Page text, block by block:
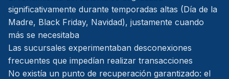
significativamente durante temporadas altas (Día de la
Madre, Black Friday, Navidad), justamente cuando
más se necesitaba
Las sucursales experimentaban desconexiones
frecuentes que impedían realizar transacciones
No existía un punto de recuperación garantizado: el